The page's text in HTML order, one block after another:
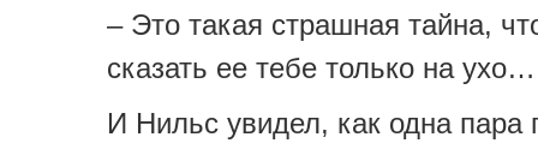
– Это такая страшная тайна,
сказать ее тебе только на ухо…
И Нильс увидел, как одна пара